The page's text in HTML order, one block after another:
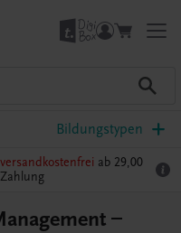
Bildungstypen
ab 29,00
–